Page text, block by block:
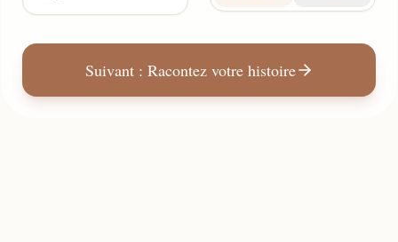
Suivant : Racontez votre histoire